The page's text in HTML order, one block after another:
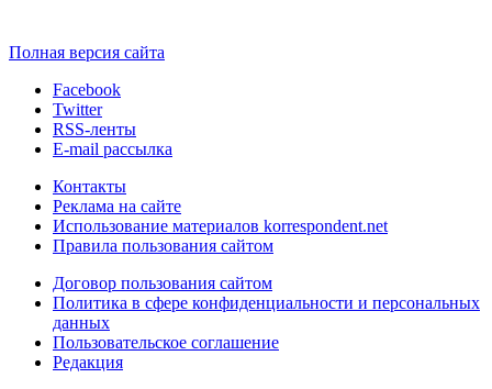
Полная версия сайта
Facebook
Twitter
RSS-ленты
E-mail рассылка
Контакты
Реклама на сайте
Использование материалов korrespondent.net
Правила пользования сайтом
Договор пользования сайтом
Политика в сфере конфиденциальности и персональных
данных
Пользовательское соглашение
Редакция